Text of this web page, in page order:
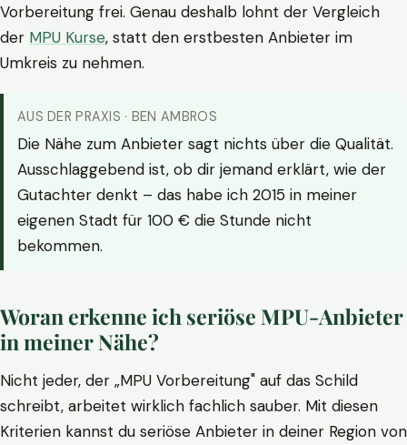
Vorbereitung frei. Genau deshalb lohnt der Vergleich
der MPU Kurse, statt den erstbesten Anbieter im
Umkreis zu nehmen.
AUS DER PRAXIS · BEN AMBROS
Die Nähe zum Anbieter sagt nichts über die Qualität.
Ausschlaggebend ist, ob dir jemand erklärt, wie der
Gutachter denkt – das habe ich 2015 in meiner
eigenen Stadt für 100 € die Stunde nicht
bekommen.
Woran erkenne ich seriöse MPU-Anbieter
in meiner Nähe?
Nicht jeder, der „MPU Vorbereitung" auf das Schild
schreibt, arbeitet wirklich fachlich sauber. Mit diesen
Kriterien kannst du seriöse Anbieter in deiner Region von